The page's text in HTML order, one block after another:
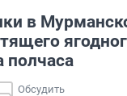
в
полчаса
Обсудить